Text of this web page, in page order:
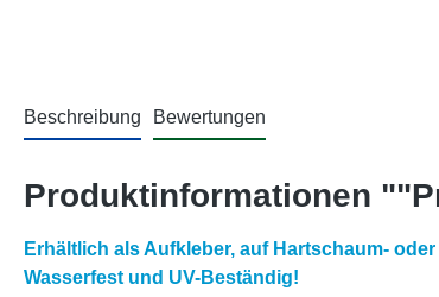
Beschreibung Bewertungen
Produktinformationen
Erhältlich als Aufkleber, auf Hartschaum-
Wasserfest und UV-Beständig!